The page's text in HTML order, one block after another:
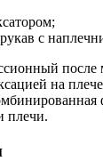
с
после
на
плечи.